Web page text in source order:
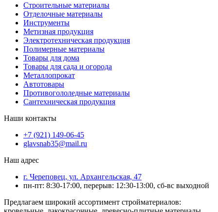
Строительные материалы
Отделочные материалы
Инструменты
Метизная продукция
Электротехническая продукция
Полимерные материалы
Товары для дома
Товары для сада и огорода
Металлопрокат
Автотовары
Противогололедные материалы
Сантехническая продукция
Наши контакты
+7 (921) 149-06-45
glavsnab35@mail.ru
Наш адрес
г. Череповец, ул. Архангельская, 47
пн-пт: 8:30-17:00, перерыв: 12:30-13:00, сб-вс выходной
Предлагаем широкий ассортимент стройматериалов: